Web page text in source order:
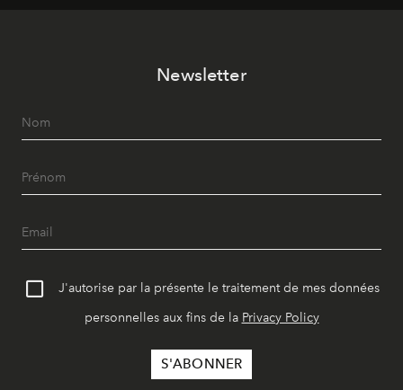
Newsletter
J'autorise par la présente le traitement de mes données
personnelles aux fins de la Privacy Policy